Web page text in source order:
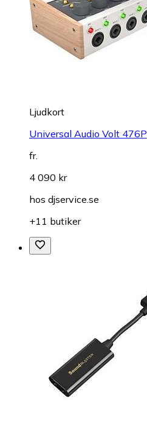
Ljudkort
Universal Audio Volt 476P
fr.
4 090 kr
hos djservice.se
+11 butiker